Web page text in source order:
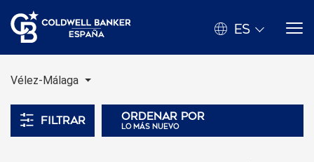
ES
Vélez-Málaga
Filtrar Ordenar por
lo más nuevo